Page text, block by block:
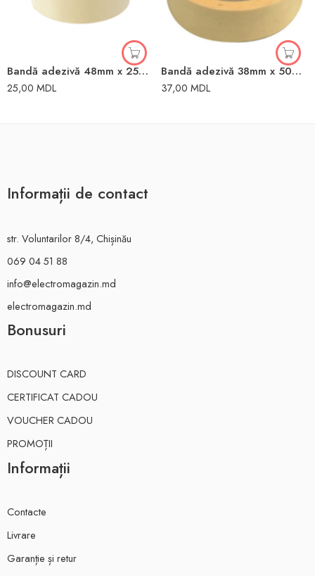
Bandă adezivă 48mm x 25m hârtie Toya
25,00 MDL
Bandă adezivă 38mm x 50m hârtie Toya
37,00 MDL
Informații de contact
str. Voluntarilor 8/4, Chișinău
069 04 51 88
info@electromagazin.md
electromagazin.md
Bonusuri
DISCOUNT CARD
CERTIFICAT CADOU
VOUCHER CADOU
PROMOȚII
Informații
Contacte
Livrare
Garanție și retur